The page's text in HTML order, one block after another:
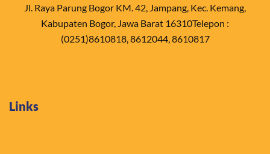
Jl. Raya Parung Bogor KM. 42, Jampang, Kec. Kemang,
Kabupaten Bogor, Jawa Barat 16310Telepon :
(0251)8610818, 8612044, 8610817
Links